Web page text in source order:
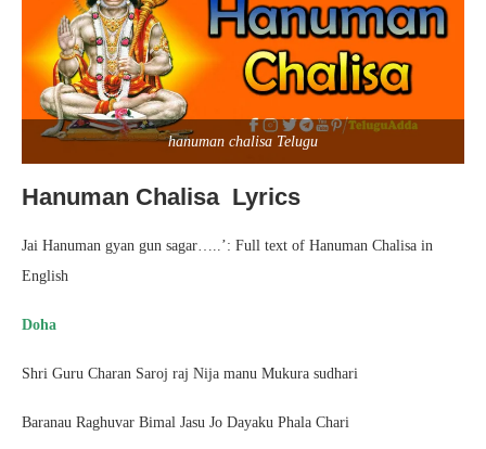
hanuman chalisa Telugu
Hanuman Chalisa Lyrics
Jai Hanuman gyan gun sagar…..’: Full text of Hanuman Chalisa in
English
Doha
Shri Guru Charan Saroj raj Nija manu Mukura sudhari
Baranau Raghuvar Bimal Jasu Jo Dayaku Phala Chari